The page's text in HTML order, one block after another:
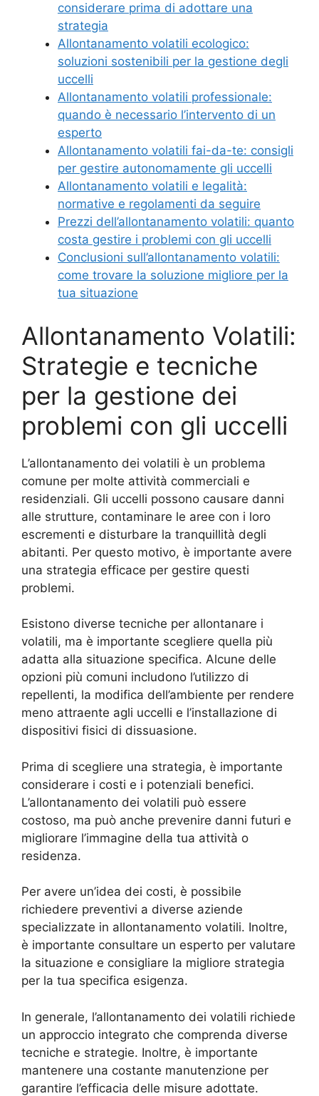
considerare prima di adottare una
strategia
Allontanamento volatili ecologico:
soluzioni sostenibili per la gestione degli
uccelli
Allontanamento volatili professionale:
quando è necessario l’intervento di un
esperto
Allontanamento volatili fai-da-te: consigli
per gestire autonomamente gli uccelli
Allontanamento volatili e legalità:
normative e regolamenti da seguire
Prezzi dell’allontanamento volatili: quanto
costa gestire i problemi con gli uccelli
Conclusioni sull’allontanamento volatili:
come trovare la soluzione migliore per la
tua situazione
Allontanamento Volatili:
Strategie e tecniche
per la gestione dei
problemi con gli uccelli
L’allontanamento dei volatili è un problema
comune per molte attività commerciali e
residenziali. Gli uccelli possono causare danni
alle strutture, contaminare le aree con i loro
escrementi e disturbare la tranquillità degli
abitanti. Per questo motivo, è importante avere
una strategia efficace per gestire questi
problemi.
Esistono diverse tecniche per allontanare i
volatili, ma è importante scegliere quella più
adatta alla situazione specifica. Alcune delle
opzioni più comuni includono l’utilizzo di
repellenti, la modifica dell’ambiente per rendere
meno attraente agli uccelli e l’installazione di
dispositivi fisici di dissuasione.
Prima di scegliere una strategia, è importante
considerare i costi e i potenziali benefici.
L’allontanamento dei volatili può essere
costoso, ma può anche prevenire danni futuri e
migliorare l’immagine della tua attività o
residenza.
Per avere un’idea dei costi, è possibile
richiedere preventivi a diverse aziende
specializzate in allontanamento volatili. Inoltre,
è importante consultare un esperto per valutare
la situazione e consigliare la migliore strategia
per la tua specifica esigenza.
In generale, l’allontanamento dei volatili richiede
un approccio integrato che comprenda diverse
tecniche e strategie. Inoltre, è importante
mantenere una costante manutenzione per
garantire l’efficacia delle misure adottate.